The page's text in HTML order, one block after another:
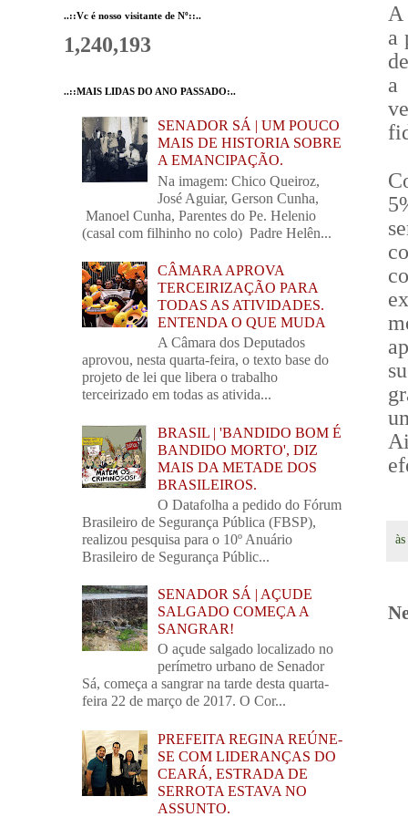
A
a
a
às
..::Vc é nosso visitante de Nº::..
1,240,193
..::MAIS LIDAS DO ANO PASSADO:..
SENADOR SÁ | UM POUCO
MAIS DE HISTORIA SOBRE
A EMANCIPAÇÃO.
Na imagem: Chico Queiroz,
José Aguiar, Gerson Cunha,
Manoel Cunha, Parentes do Pe. Helenio
(casal com filhinho no colo) Padre Helên...
CÂMARA APROVA
TERCEIRIZAÇÃO PARA
TODAS AS ATIVIDADES.
ENTENDA O QUE MUDA
A Câmara dos Deputados
aprovou, nesta quarta-feira, o texto base do
projeto de lei que libera o trabalho
terceirizado em todas as ativida...
BRASIL | 'BANDIDO BOM É
BANDIDO MORTO', DIZ
MAIS DA METADE DOS
BRASILEIROS.
O Datafolha a pedido do Fórum
Brasileiro de Segurança Pública (FBSP),
realizou pesquisa para o 10º Anuário
Brasileiro de Segurança Públic...
SENADOR SÁ | AÇUDE
SALGADO COMEÇA A
SANGRAR!
O açude salgado localizado no
perímetro urbano de Senador
Sá, começa a sangrar na tarde desta quarta-
feira 22 de março de 2017. O Cor...
PREFEITA REGINA REÚNE-
SE COM LIDERANÇAS DO
CEARÁ, ESTRADA DE
SERROTA ESTAVA NO
ASSUNTO.